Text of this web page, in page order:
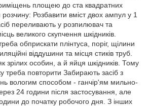
площею до ста квадратних
Розбавити вміст двох ампул у 1
переливають у розпилювач та
великого скупчення шкідників.
обприскати плінтуса, поріг, щілини
віддушини та місця стиків труб.
зрілих особин, а й яйця шкідників. Тому
треба повторити Забирають засіб з
вологим способом - ганчір'ям мильно-
24 години після застосування, але
до початку робочого дня. З інших